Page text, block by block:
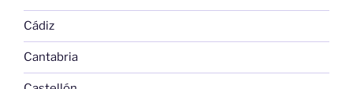
Cádiz
Cantabria